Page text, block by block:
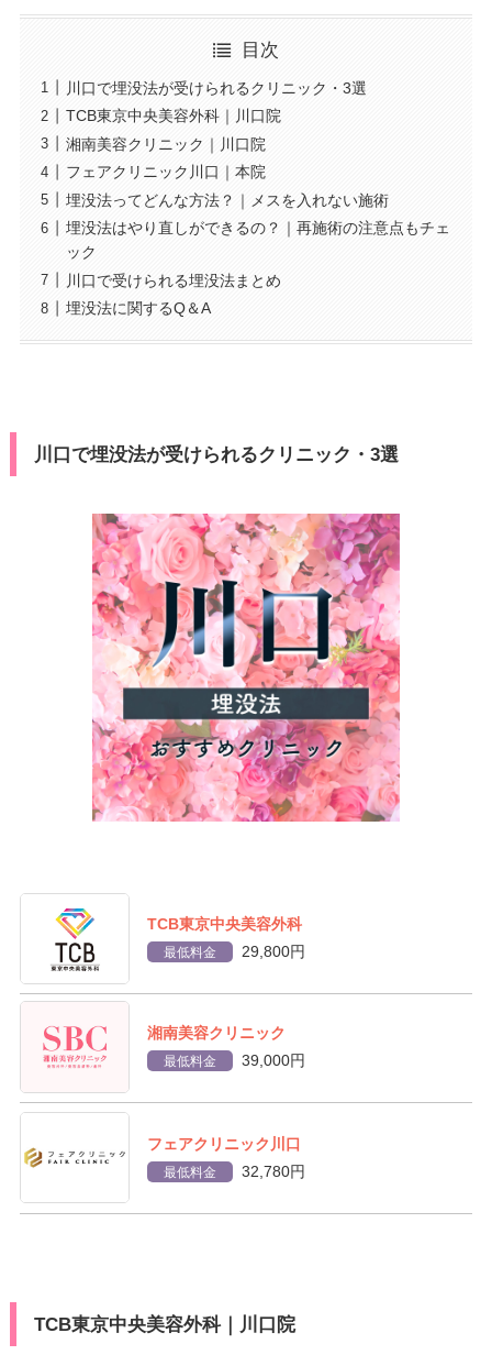
目次
川口で埋没法が受けられるクリニック・3選
TCB東京中央美容外科｜川口院
湘南美容クリニック｜川口院
フェアクリニック川口｜本院
埋没法ってどんな方法？｜メスを入れない施術
埋没法はやり直しができるの？｜再施術の注意点もチェ
ック
川口で受けられる埋没法まとめ
埋没法に関するQ＆A
川口で埋没法が受けられるクリニック・3選
TCB東京中央美容外科
最低料金 29,800円
湘南美容クリニック
最低料金 39,000円
フェアクリニック川口
最低料金 32,780円
TCB東京中央美容外科｜川口院